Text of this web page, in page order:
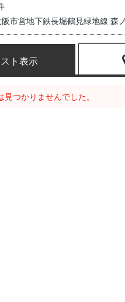
阪市営地下鉄長堀鶴見緑地線 森
ト表示
つかりませんでした。